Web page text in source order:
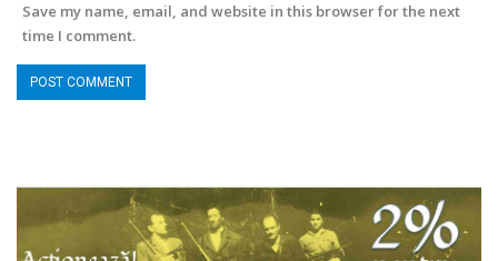
Save my name, email, and website in this browser for the next
time I comment.